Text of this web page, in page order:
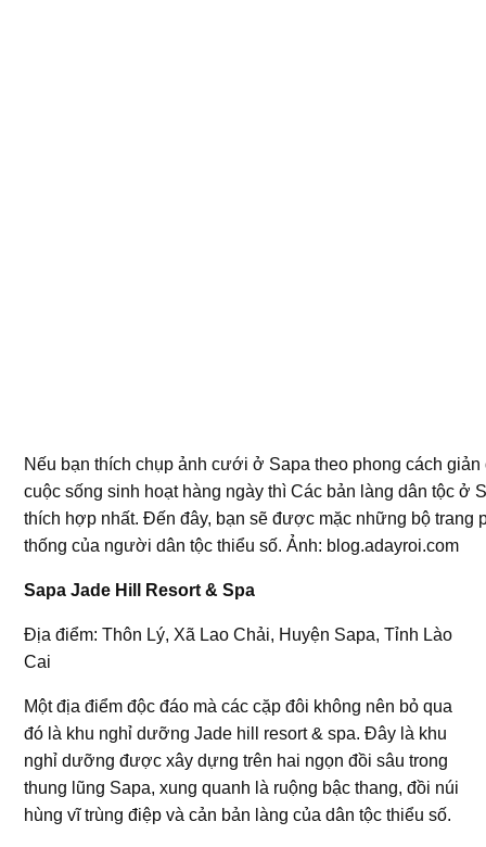
Nếu bạn thích chụp ảnh cưới ở Sapa theo phong cách giản
cuộc sống sinh hoạt hàng ngày thì Các bản làng dân tộc ở
thích hợp nhất. Đến đây, bạn sẽ được mặc những bộ trang
thống của người dân tộc thiểu số. Ảnh: blog.adayroi.com
Sapa Jade Hill Resort & Spa
Địa điểm: Thôn Lý, Xã Lao Chải, Huyện Sapa, Tỉnh Lào
Cai
Một địa điểm độc đáo mà các cặp đôi không nên bỏ qua
đó là khu nghỉ dưỡng Jade hill resort & spa. Đây là khu
nghỉ dưỡng được xây dựng trên hai ngọn đồi sâu trong
thung lũng Sapa, xung quanh là ruộng bậc thang, đồi núi
hùng vĩ trùng điệp và cản bản làng của dân tộc thiểu số.